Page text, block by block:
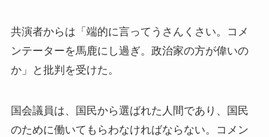
共演者からは「端的に言ってうさんくさい。コメ
ンテーターを馬鹿にし過ぎ。政治家の方が偉いの
か」と批判を受けた。
国会議員は、国民から選ばれた人間であり、国民
のために働いてもらわなければならない。コメン